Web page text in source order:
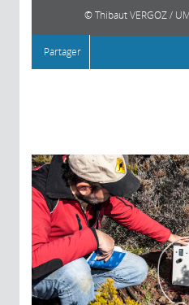
Thibaut VERGOZ /
Partager